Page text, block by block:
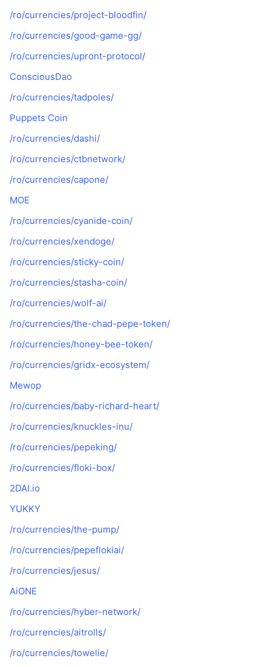
/ro/currencies/project-bloodfin/
/ro/currencies/good-game-gg/
/ro/currencies/upront-protocol/
ConsciousDao
/ro/currencies/tadpoles/
Puppets Coin
/ro/currencies/dashi/
/ro/currencies/ctbnetwork/
/ro/currencies/capone/
MOE
/ro/currencies/cyanide-coin/
/ro/currencies/xendoge/
/ro/currencies/sticky-coin/
/ro/currencies/stasha-coin/
/ro/currencies/wolf-ai/
/ro/currencies/the-chad-pepe-token/
/ro/currencies/honey-bee-token/
/ro/currencies/gridx-ecosystem/
Mewop
/ro/currencies/baby-richard-heart/
/ro/currencies/knuckles-inu/
/ro/currencies/pepeking/
/ro/currencies/floki-box/
2DAI.io
YUKKY
/ro/currencies/the-pump/
/ro/currencies/pepeflokiai/
/ro/currencies/jesus/
AiONE
/ro/currencies/hyber-network/
/ro/currencies/aitrolls/
/ro/currencies/towelie/